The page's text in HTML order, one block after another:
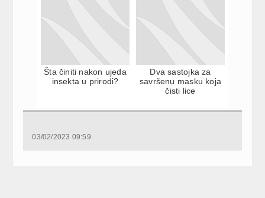
Šta činiti nakon ujeda
insekta u prirodi?
Dva sastojka za
savršenu masku koja
čisti lice
03/02/2023 09:59